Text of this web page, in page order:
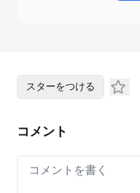
スターをつける
コメント
Your comment